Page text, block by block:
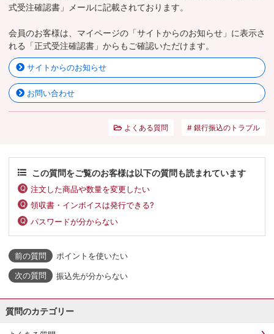
式受注確認書」メールに記載されております。
会員のお客様は、マイページの「サイトからのお知らせ」に表示さ
れる「正式受注確認書」からもご確認いただけます。
サイトからのお知らせ
お問い合わせ
よくある質問 銀行振込のトラブル
この質問をご覧のお客様は以下の質問も読まれています
注文した商品や数量を変更したい
領収書・インボイスは発行できる?
パスワードが分からない
ポイントを使いたい
振込先が分からない
質問のカテゴリー